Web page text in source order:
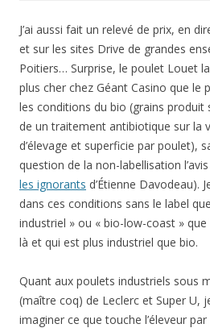
J’ai aussi fait un relevé de prix, en
et sur les sites Drive de grandes
Poitiers… Surprise, le poulet Louet
plus cher chez Géant Casino que le
les conditions du bio (grains produit
de un traitement antibiotique sur la
d’élevage et superficie par poulet),
question de la non-labellisation
les ignorants d’Étienne Davodeau).
dans ces conditions sans le label
industriel » ou « bio-low-coast »
là et qui est plus industriel que bio.
Quant aux poulets industriels sous
(maître coq) de Leclerc et Super U,
imaginer ce que touche l’éleveur